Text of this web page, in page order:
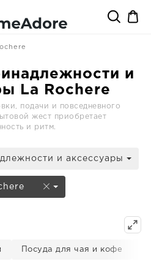
и
La Rochere
подачи и повседневного
жест приобретает
и ритм.
и аксессуары
Посуда для чая и кофе